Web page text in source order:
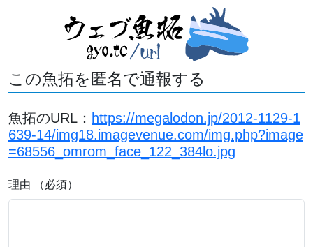
この魚拓を匿名で通報する
魚拓のURL： https://megalodon.jp/2012-1129-1
639-14/img18.imagevenue.com/img.php?image
=68556_omrom_face_122_384lo.jpg
理由 （必須）